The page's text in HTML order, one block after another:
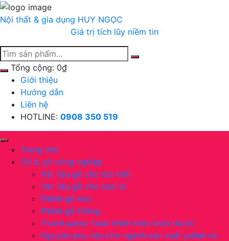
Chuyển
tới
Nội thất & gia dụng HUY NGỌC
Giá trị tích lũy niềm tin
Tổng cộng: 0₫
Giới thiệu
Hướng dẫn
Liên hệ
HOTLINE: 0908 350 519
Trang chủ
Gỗ & gỗ công nghiệp
Vật liệu gỗ cho nội thất
Vật liệu gỗ cho bao bì
Pallet gỗ keo
Pallet gỗ thông
Thanh pallet hoàn thiện theo kích thước
Nguyên phụ liệu cho ngành sản xuất pallet và